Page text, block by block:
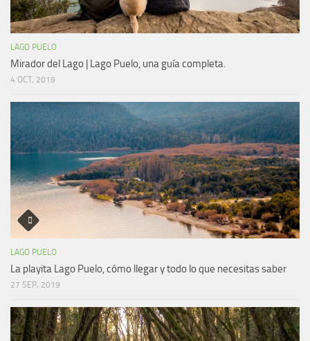
LAGO PUELO
Mirador del Lago | Lago Puelo, una guía completa.
4 OCT, 2019
LAGO PUELO
La playita Lago Puelo, cómo llegar y todo lo que necesitas saber
27 SEP, 2019